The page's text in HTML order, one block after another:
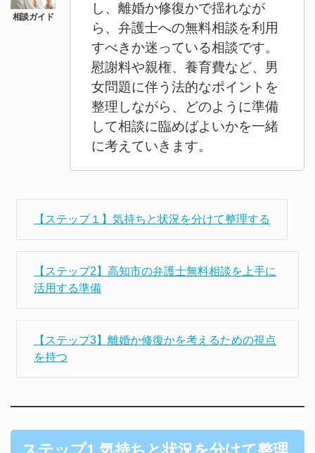
し、離婚か修復かで揺れなが
ら、弁護士への無料相談を利用
すべきか迷っている相談です。
慰謝料や親権、養育費など、男
女問題に伴う法的なポイントを
整理しながら、どのように準備
して相談に臨めばよいかを一緒
に考えていきます。
【ステップ１】気持ちと状況を分けて整理する
【ステップ2】高知市の弁護士無料相談を上手に
活用する準備
【ステップ3】離婚か修復かを考えるための視点
を持つ